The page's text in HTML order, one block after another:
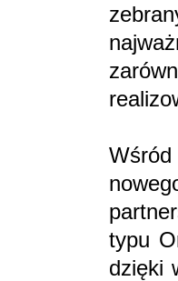
typu
dzięki